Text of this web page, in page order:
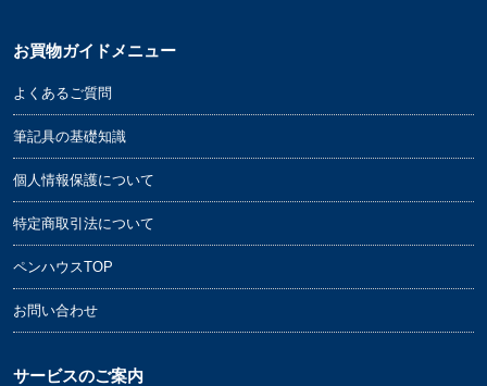
お買物ガイドメニュー
よくあるご質問
筆記具の基礎知識
個人情報保護について
特定商取引法について
ペンハウスTOP
お問い合わせ
サービスのご案内